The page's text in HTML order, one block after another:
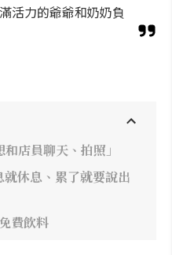
活力的爺爺和奶奶負
店員聊天、拍照」
休息、累了就要說出
費飲料